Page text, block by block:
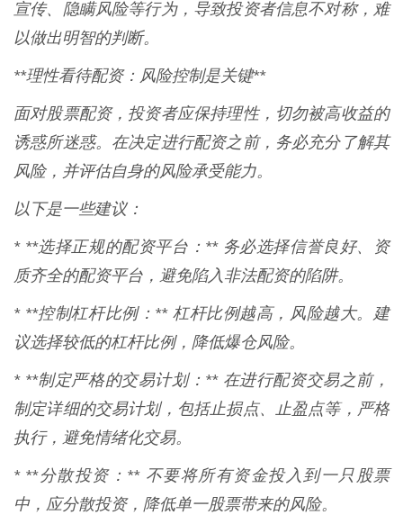
宣传、隐瞒风险等行为，导致投资者信息不对称，难
以做出明智的判断。
**理性看待配资：风险控制是关键**
面对股票配资，投资者应保持理性，切勿被高收益的
诱惑所迷惑。在决定进行配资之前，务必充分了解其
风险，并评估自身的风险承受能力。
以下是一些建议：
* **选择正规的配资平台：** 务必选择信誉良好、资
质齐全的配资平台，避免陷入非法配资的陷阱。
* **控制杠杆比例：** 杠杆比例越高，风险越大。建
议选择较低的杠杆比例，降低爆仓风险。
* **制定严格的交易计划：** 在进行配资交易之前，
制定详细的交易计划，包括止损点、止盈点等，严格
执行，避免情绪化交易。
* **分散投资：** 不要将所有资金投入到一只股票
中，应分散投资，降低单一股票带来的风险。